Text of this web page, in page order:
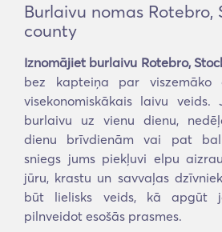
Burlaivu nomas Rotebro,
county
Iznomājiet burlaivu Rotebro,
bez kapteiņa par viszemāko
visekonomiskākais laivu
burlaivu uz vienu dienu,
dienu brīvdienām vai pat
sniegs jums piekļuvi elpu
jūru, krastu un savvaļas
būt lielisks veids, kā apgūt
pilnveidot esošās prasmes.